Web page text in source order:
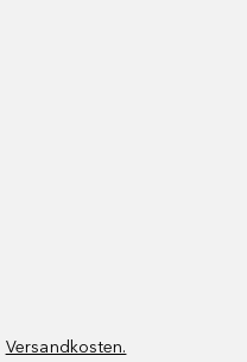
Versandkosten.